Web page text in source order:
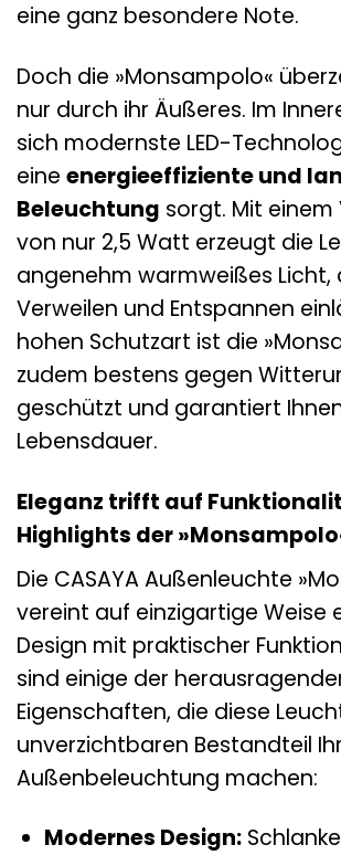
eine ganz besondere Note.
Doch die »Monsampolo«
nur durch ihr Äußeres. Im
sich modernste LED-
eine energieeffiziente und
Beleuchtung sorgt. Mit
von nur 2,5 Watt erzeugt die
angenehm warmweißes Licht,
Verweilen und Entspannen
hohen Schutzart ist die
zudem bestens gegen
geschützt und garantiert
Lebensdauer.
Eleganz trifft auf
Highlights der
Die CASAYA Außenleuchte
vereint auf einzigartige Weise
Design mit praktischer
sind einige der
Eigenschaften, die diese
unverzichtbaren Bestandteil
Außenbeleuchtung machen:
Modernes Design: